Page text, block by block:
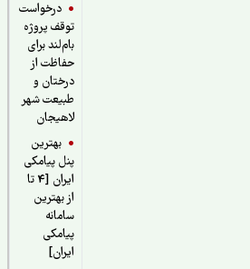
درخواست
توقف پروژه
بام‌لند برای
حفاظت از
درختان و
طبیعت شهر
لاهیجان
بهترین
پنل پیامکی
ایران [4 تا
از بهترین
سامانه
پیامکی